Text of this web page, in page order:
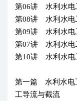
第06讲 水利水电
第08讲 水利水电
第09讲 水利水电
第07讲 水利水电
第10讲 水利水电
第一篇 水利水
工导流与截流